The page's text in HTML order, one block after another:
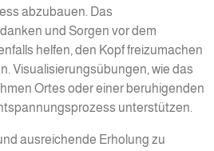
abzubauen. Das
und Sorgen vor dem
helfen, den Kopf freizumachen
Visualisierungsübungen, wie das
Ortes oder einer beruhigenden
unterstützen.
ausreichende Erholung zu